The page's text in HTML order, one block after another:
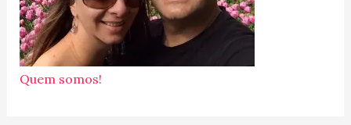
Quem somos!